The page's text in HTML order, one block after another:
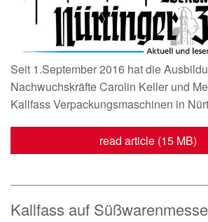
Seit 1.September 2016 hat die
Nachwuchskräfte Carolin Keller und
Kallfass Verpackungsmaschinen in
read article (15 MB)
Kallfass auf